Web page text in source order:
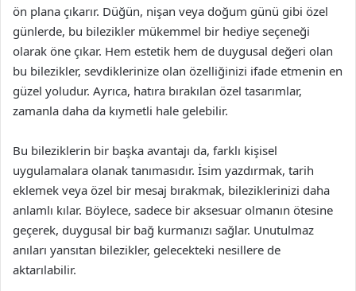
ön plana çıkarır. Düğün, nişan veya doğum günü gibi özel
günlerde, bu bilezikler mükemmel bir hediye seçeneği
olarak öne çıkar. Hem estetik hem de duygusal değeri olan
bu bilezikler, sevdiklerinize olan özelliğinizi ifade etmenin en
güzel yoludur. Ayrıca, hatıra bırakılan özel tasarımlar,
zamanla daha da kıymetli hale gelebilir.
Bu bileziklerin bir başka avantajı da, farklı kişisel
uygulamalara olanak tanımasıdır. İsim yazdırmak, tarih
eklemek veya özel bir mesaj bırakmak, bileziklerinizi daha
anlamlı kılar. Böylece, sadece bir aksesuar olmanın ötesine
geçerek, duygusal bir bağ kurmanızı sağlar. Unutulmaz
anıları yansıtan bilezikler, gelecekteki nesillere de
aktarılabilir.